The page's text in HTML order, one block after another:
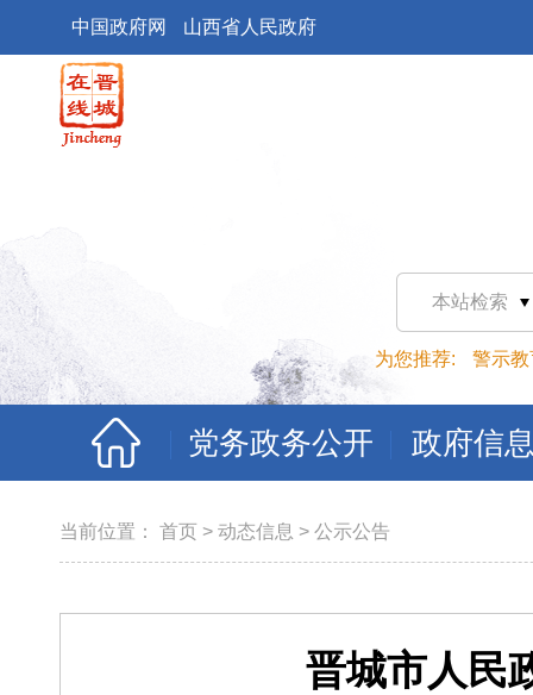
中国政府网 山西省人民政府
本站检索
为您推荐: 警示教
党务政务公开 政府信
当前位置： 首页 > 动态信息 > 公示公告
晋城市人民